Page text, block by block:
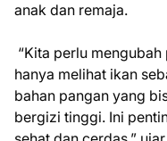
anak dan remaja.
“Kita perlu
hanya melihat ikan
bahan pangan yang
bergizi tinggi. Ini